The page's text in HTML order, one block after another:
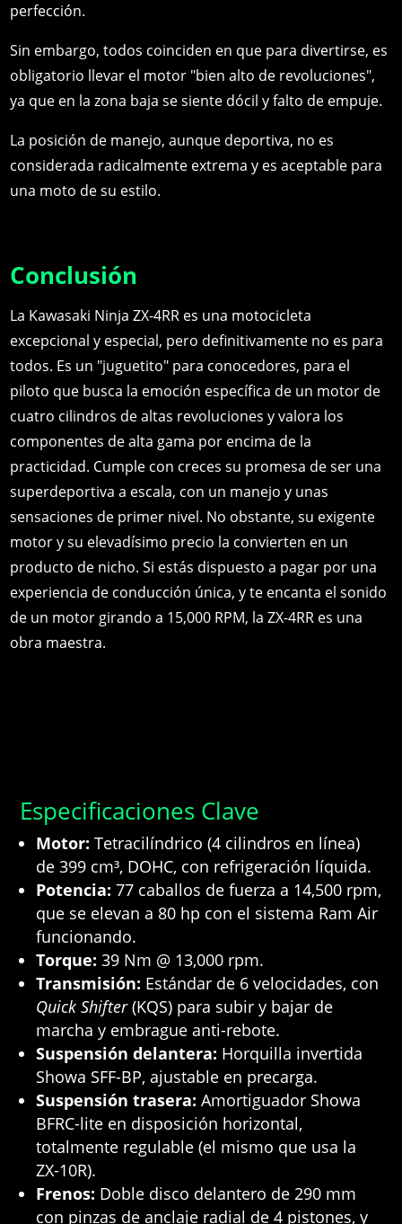
perfección.
Sin embargo, todos coinciden en que para divertirse, es
obligatorio llevar el motor "bien alto de revoluciones",
ya que en la zona baja se siente dócil y falto de empuje.
La posición de manejo, aunque deportiva, no es
considerada radicalmente extrema y es aceptable para
una moto de su estilo.
Conclusión
La Kawasaki Ninja ZX-4RR es una motocicleta
excepcional y especial, pero definitivamente no es para
todos. Es un "juguetito" para conocedores, para el
piloto que busca la emoción específica de un motor de
cuatro cilindros de altas revoluciones y valora los
componentes de alta gama por encima de la
practicidad. Cumple con creces su promesa de ser una
superdeportiva a escala, con un manejo y unas
sensaciones de primer nivel. No obstante, su exigente
motor y su elevadísimo precio la convierten en un
producto de nicho. Si estás dispuesto a pagar por una
experiencia de conducción única, y te encanta el sonido
de un motor girando a 15,000 RPM, la ZX-4RR es una
obra maestra.
Especificaciones Clave
Motor: Tetracilíndrico (4 cilindros en línea)
de 399 cm³, DOHC, con refrigeración líquida.
Potencia: 77 caballos de fuerza a 14,500 rpm,
que se elevan a 80 hp con el sistema Ram Air
funcionando.
Torque: 39 Nm @ 13,000 rpm.
Transmisión: Estándar de 6 velocidades, con
Quick Shifter(KQS) para subir y bajar de
marcha y embrague anti-rebote.
Suspensión delantera: Horquilla invertida
Showa SFF-BP, ajustable en precarga.
Suspensión trasera: Amortiguador Showa
BFRC-lite en disposición horizontal,
totalmente regulable (el mismo que usa la
ZX-10R).
Frenos: Doble disco delantero de 290 mm
con pinzas de anclaje radial de 4 pistones, y